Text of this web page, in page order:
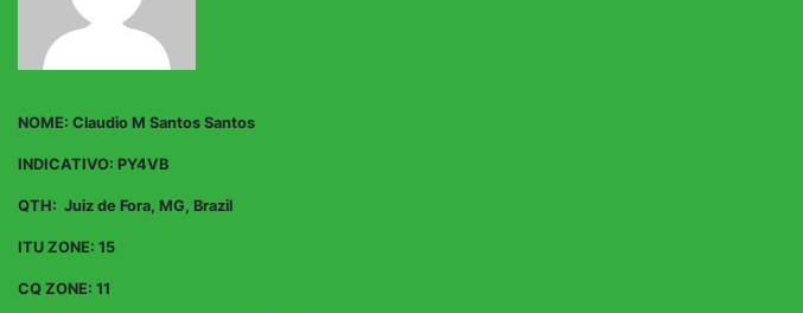
NOME: Claudio M Santos Santos
INDICATIVO: PY4VB
QTH: Juiz de Fora, MG, Brazil
ITU ZONE: 15
CQ ZONE: 11